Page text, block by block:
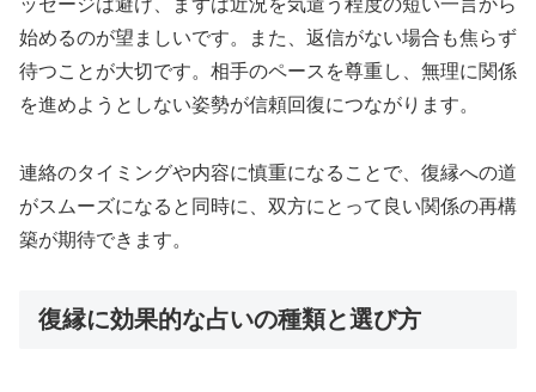
始めるのが望ましいです。また、返信がない場合も焦らず
待つことが大切です。相手のペースを尊重し、無理に関係
を進めようとしない姿勢が信頼回復につながります。
連絡のタイミングや内容に慎重になることで、復縁への道
がスムーズになると同時に、双方にとって良い関係の再構
築が期待できます。
復縁に効果的な占いの種類と選び方